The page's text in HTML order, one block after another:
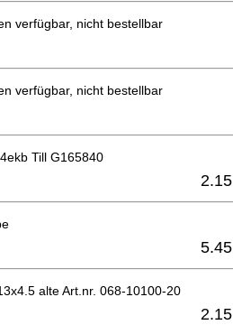
verfügbar, nicht bestellbar
verfügbar, nicht bestellbar
Till G165840
2.15
5.45
alte Art.nr. 068-10100-20
2.15